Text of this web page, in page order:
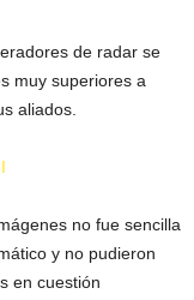
de radar se
muy superiores a
aliados.
no fue sencilla
y no pudieron
en cuestión